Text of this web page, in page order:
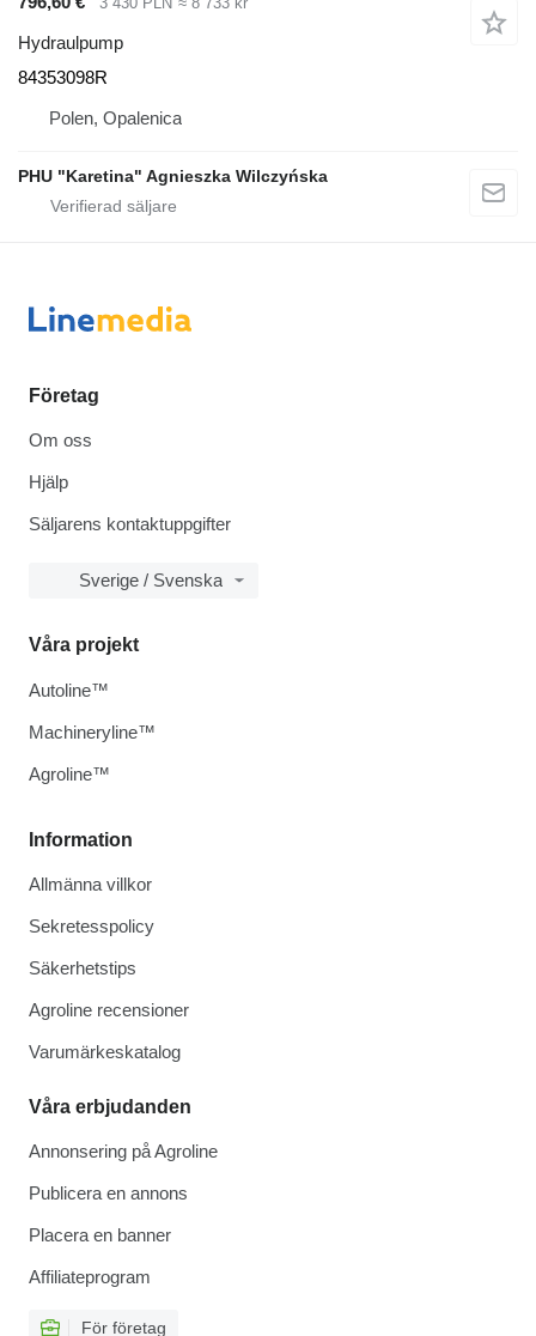
Hydraulpump
84353098R
Polen, Opalenica
PHU "Karetina" Agnieszka Wilczyńska
Företag
Om oss
Hjälp
Säljarens kontaktuppgifter
Sverige / Svenska
Information
Allmänna villkor
Sekretesspolicy
Säkerhetstips
Agroline recensioner
Varumärkeskatalog
Våra erbjudanden
Annonsering på Agroline
Publicera en annons
Placera en banner
Affiliateprogram
För företag
Våra projekt
Autoline™
Machineryline™
Agroline™